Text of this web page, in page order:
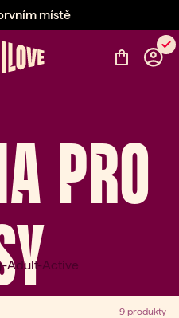
místě
Položka 2 z 3: Maso na prvním
PRO
9 produkty